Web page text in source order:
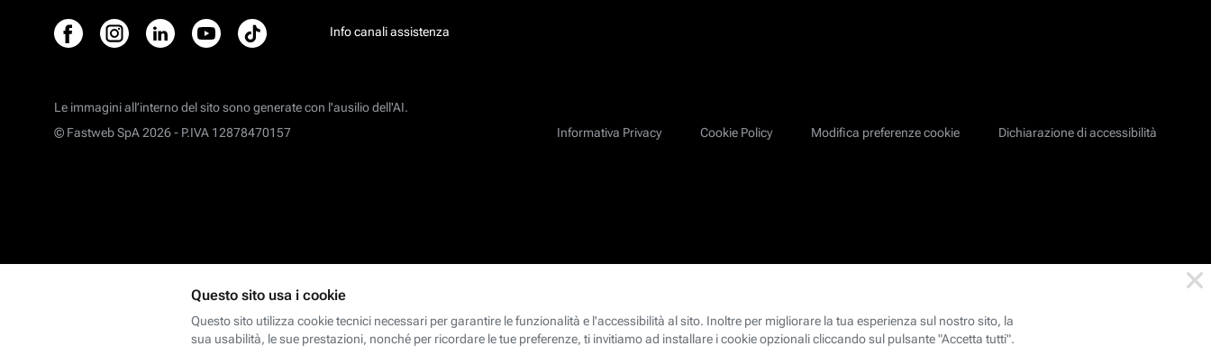
Info canali assistenza
Le immagini all’interno del sito sono generate con l'ausilio dell'AI.
Informativa Privacy
Cookie Policy Modifica preferenze cookie Dichiarazione di accessibilità
© Fastweb SpA 2026 - P.IVA 12878470157